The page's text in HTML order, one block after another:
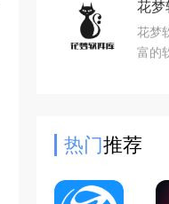
者们
花梦
富的
热门推荐